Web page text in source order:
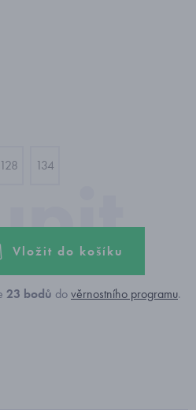
128 134
Vložit do košíku
23 bodů dověrnostního programu.